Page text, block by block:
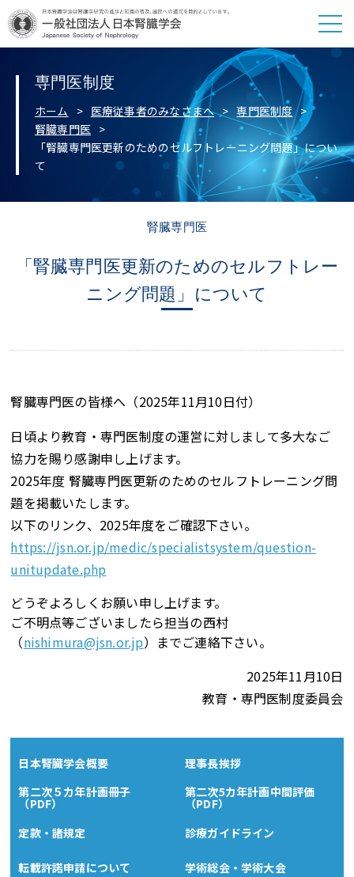
専門医制度
ホーム 医療従事者のみなさまへ
専門医制度
腎臓専門医
「腎臓専門医更新のためのセルフトレーニング問題」につい
て
日本腎臓学会概要
理事長挨拶
第二次５カ年計画冊子
（PDF）
第二次5カ年計画中間評価
（PDF）
定款・諸規定
診療ガイドライン
転載許諾申請について 学術総会・学術大会
腎臓専門医
「腎臓専門医更新のためのセルフトレー
ニング問題」について
腎臓専門医の皆様へ（2025年11月10日付）
日頃より教育・専門医制度の運営に対しまして多大なご
協力を賜り感謝申し上げます。
2025年度 腎臓専門医更新のためのセルフトレーニング問
題を掲載いたします。
以下のリンク、2025年度をご確認下さい。
https://jsn.or.jp/medic/specialistsystem/question-
unitupdate.php
どうぞよろしくお願い申し上げます。
ご不明点等ございましたら担当の西村
（nishimura@jsn.or.jp）までご連絡下さい。
2025年11月10日
教育・専門医制度委員会